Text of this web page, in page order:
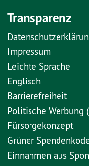
Transparenz
Impressum
Leichte Sprache
Englisch
Barrierefreiheit
Politische Werbung
Fürsorgekonzept
Grüner
Einnahmen aus